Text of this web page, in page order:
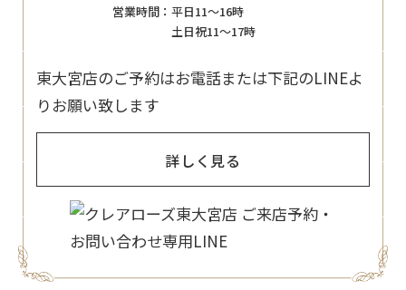
営業時間： 平日11〜16時
土日祝11〜17時
東大宮店のご予約はお電話または下記のLINEよ
りお願い致します
詳しく見る